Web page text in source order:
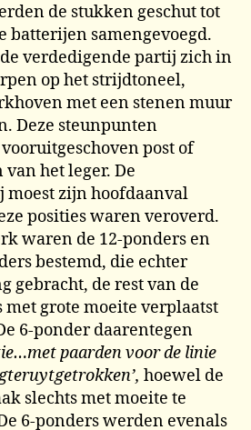
de stukken geschut tot
batterijen samengevoegd.
verdedigende partij zich in
op het strijdtoneel,
met een stenen muur
Deze steunpunten
post of
het leger. De
zijn hoofdaanval
posities waren veroverd.
waren de 12-ponders en
bestemd, die echter
gebracht, de rest van de
met grote moeite verplaatst
6-ponder daarentegen
paarden voor de linie
hoewel de
slechts met moeite te
6-ponders werden evenals